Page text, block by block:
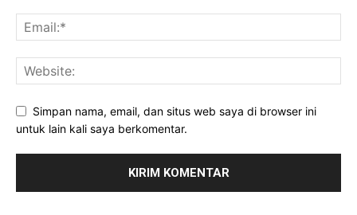
Simpan nama, email, dan situs web saya di browser ini
untuk lain kali saya berkomentar.